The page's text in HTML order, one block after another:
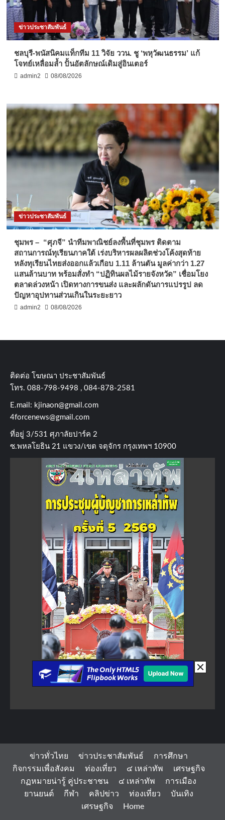
ข่าวประชาสัมพันธ์
ชลบุรี-พนัสนิคมแท็กทีม 11 วิจัย ววน. ชู ‘พหุวัฒนธรรม’ แก้
โจทย์เหลื่อมล้ำ ปั้นอัตลักษณ์เดิมสู่อินเตอร์
admin2 08/08/2026
ข่าวประชาสัมพันธ์
ชุมพร – “ศุภจี” นำทีมพาณิชย์ลงพื้นที่ชุมพร ติดตาม
สถานการณ์ทุเรียนภาคใต้ เร่งบริหารผลผลิตช่วงโค้งสุดท้าย
หลังทุเรียนไทยส่งออกแล้วเกือบ 1.11 ล้านตัน มูลค่ากว่า 1.27
แสนล้านบาท พร้อมสั่งทำ “ปฏิทินผลไม้รายจังหวัด” เชื่อมโยง
ตลาดล่วงหน้า เปิดทางการขนส่ง และผลักดันการแปรรูป ลด
ปัญหาอุปทานส่วนเกินในระยะยาว
admin2 08/08/2026
ติดต่อ​ โฆษณา​ ประชาสัมพันธ์
โทร​. 088-798-9498 , 084-878-2581
E.mail: kjinaon@gmail.com
4forcenews@gmail.com
ที่อยู่​ 3/531​ ศุภาลัยปาร์ค​ 2
ซ.พหลโยธิน​ 21​ แขวง/เขต​ จตุจักร​ กรุงเทพฯ 10900
ข่าวทั่วไทย ข่าวประชาสัมพันธ์
การศึกษา
กิจกรรมเพื่อสังคม
ท่องเที่ยว ๔ เหล่าทัพ
เศรษฐกิจ
กฏหมายน่ารู้ คู่ประชาชน
๔ เหล่าทัพ
การเมือง
ยานยนต์
กีฬา คลิปข่าว ท่องเที่ยว
บันเทิง
เศรษฐกิจ
Home